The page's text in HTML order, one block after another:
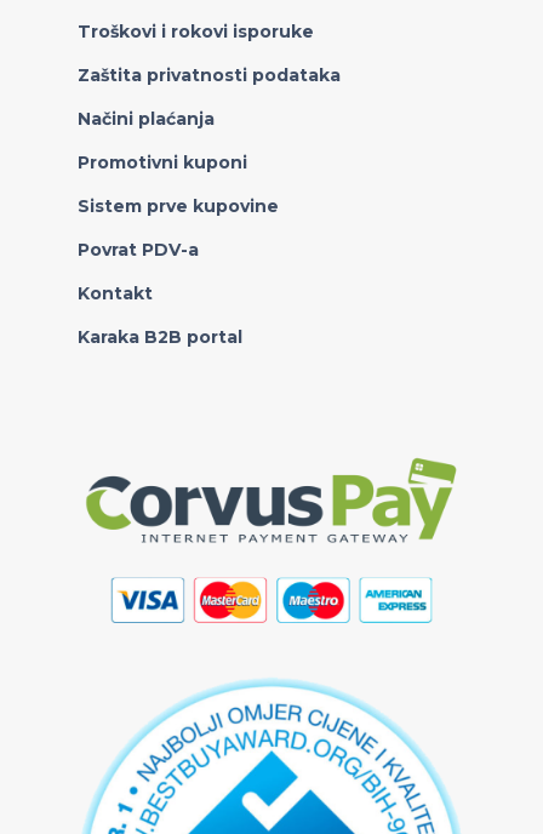
Troškovi i rokovi isporuke
Zaštita privatnosti podataka
Načini plaćanja
Promotivni kuponi
Sistem prve kupovine
Povrat PDV-a
Kontakt
Karaka B2B portal